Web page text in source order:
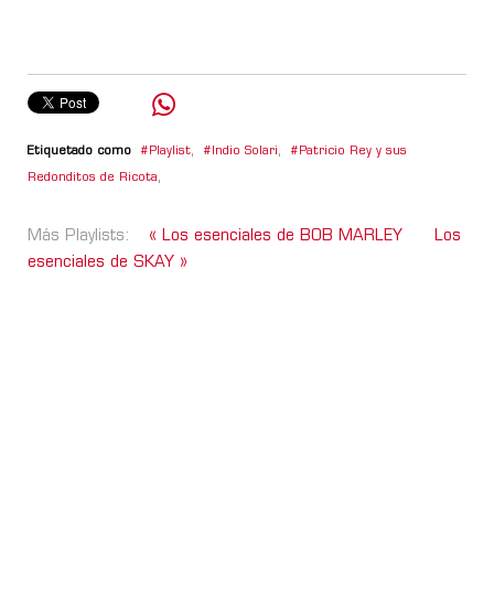
Etiquetado como Playlist, Indio Solari, Patricio Rey y sus
Redonditos de Ricota,
Más Playlists: « Los esenciales de BOB MARLEY
Los
esenciales de SKAY »